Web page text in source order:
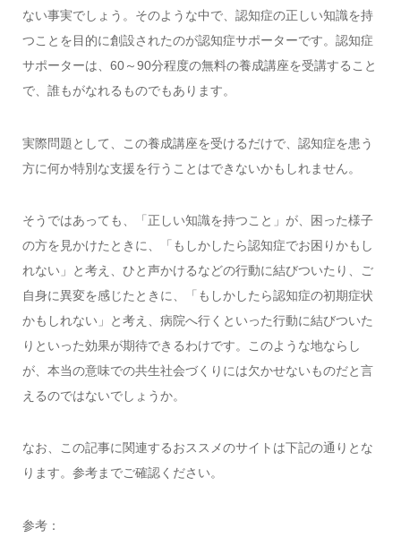
ない事実でしょう。そのような中で、認知症の正しい知識を持
つことを目的に創設されたのが認知症サポーターです。認知症
サポーターは、60～90分程度の無料の養成講座を受講すること
で、誰もがなれるものでもあります。
実際問題として、この養成講座を受けるだけで、認知症を患う
方に何か特別な支援を行うことはできないかもしれません。
そうではあっても、「正しい知識を持つこと」が、困った様子
の方を見かけたときに、「もしかしたら認知症でお困りかもし
れない」と考え、ひと声かけるなどの行動に結びついたり、ご
自身に異変を感じたときに、「もしかしたら認知症の初期症状
かもしれない」と考え、病院へ行くといった行動に結びついた
りといった効果が期待できるわけです。このような地ならし
が、本当の意味での共生社会づくりには欠かせないものだと言
えるのではないでしょうか。
なお、この記事に関連するおススメのサイトは下記の通りとな
ります。参考までご確認ください。
参考：